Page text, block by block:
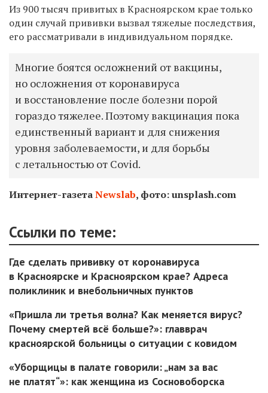
Из 900 тысяч привитых в Красноярском крае только
один случай прививки вызвал тяжелые последствия,
его рассматривали в индивидуальном порядке.
Многие боятся осложнений от вакцины,
но осложнения от коронавируса
и восстановление после болезни порой
гораздо тяжелее. Поэтому вакцинация пока
единственный вариант и для снижения
уровня заболеваемости, и для борьбы
с летальностью от Covid.
Интернет-газетаNewslab, фото: unsplash.com
Ссылки по теме:
Где сделать прививку от коронавируса
в Красноярске и Красноярском крае? Адреса
поликлиник и внебольничных пунктов
«Пришла ли третья волна? Как меняется вирус?
Почему смертей всё больше?»: главврач
красноярской больницы о ситуации с ковидом
«Уборщицы в палате говорили: „нам за вас
не платят“»: как женщина из Сосновоборска